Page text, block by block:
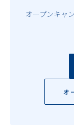
オープンキャ
オ